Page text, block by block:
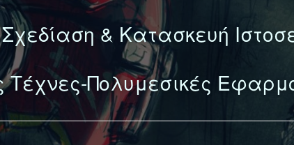
Σχεδίαση & Κατασκευή
Τέχνες-Πολυμεσικές